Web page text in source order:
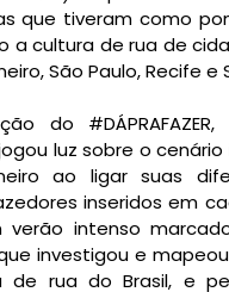
que tiveram como
a cultura de rua de
São Paulo, Recife e
do
luz sobre o
ao ligar suas
inseridos em
verão intenso
investigou e
de rua do Brasil, e